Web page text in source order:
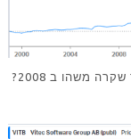
הרווח למניה של ויטק בשבדיה (אגב, מישהו זוכר שקרה משהו ב 2008?